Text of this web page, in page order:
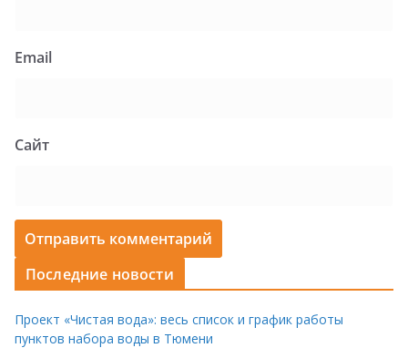
Email
Сайт
Последние новости
Проект «Чистая вода»: весь список и график работы
пунктов набора воды в Тюмени